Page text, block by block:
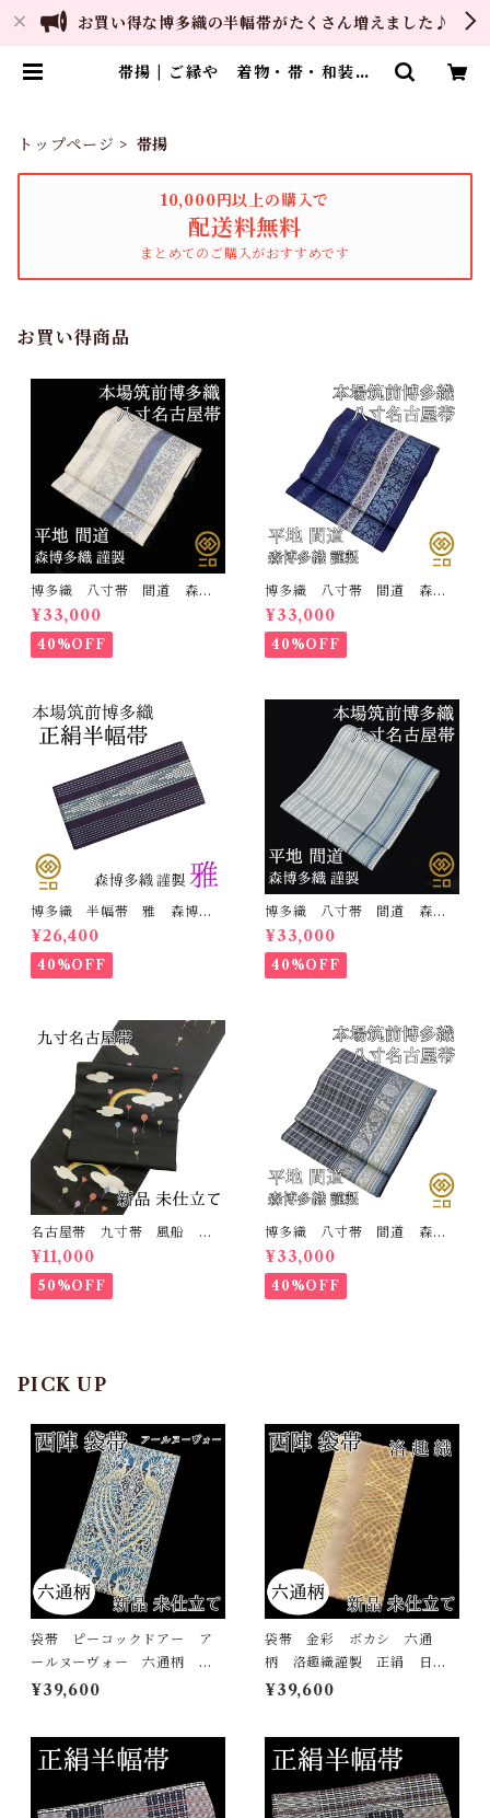
お買い得な博多織の半幅帯がたくさん増えました♪
帯揚 | ご縁や 着物・帯・和装小
トップページ 帯揚
10,000円以上の購入で
配送料無料
まとめてのご購入がおすすめです
お買い得商品
博多織 八寸帯 間道 森博
多織 正絹 日本製 未仕立
て 名古屋帯
¥33,000
40%OFF
博多織 八寸帯 間道 森博
多織 正絹 日本製 未仕立
て 名古屋帯
¥33,000
40%OFF
博多織 半幅帯 雅 森博多
織 正絹 リバーシブル 長
さ/3m78cm 日本製 和装
小袋帯 半巾帯
¥26,400
40%OFF
博多織 八寸帯 間道 森博
多織 正絹 日本製 未仕立
て 名古屋帯
¥33,000
40%OFF
名古屋帯 九寸帯 風船
雲 虹 正絹 日本製 九寸
名古屋帯
¥11,000
50%OFF
博多織 八寸帯 間道 森博
多織 正絹 日本製 未仕立
て 名古屋帯
¥33,000
40%OFF
PICK UP
袋帯 ピーコックドアー ア
ールヌーヴォー 六通柄 孔
雀 大光謹製 正絹 日本
¥39,600
袋帯 金彩 ボカシ 六通
柄 洛趣織謹製 正絹 日本
製 未仕立て
¥39,600